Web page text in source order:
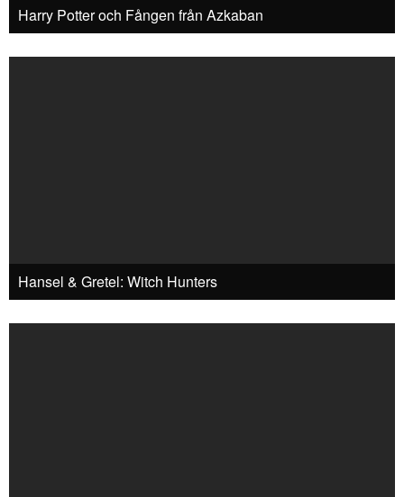
Harry Potter och Fången från Azkaban
Hansel & Gretel: Witch Hunters